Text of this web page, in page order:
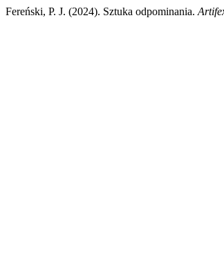
Fereński, P. J. (2024). Sztuka odpominania.